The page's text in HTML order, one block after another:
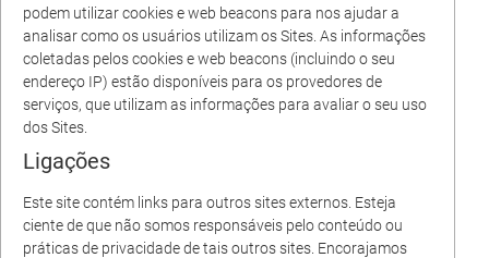
podem utilizar cookies e web beacons para nos ajudar a
analisar como os usuários utilizam os Sites. As informações
coletadas pelos cookies e web beacons (incluindo o seu
endereço IP) estão disponíveis para os provedores de
serviços, que utilizam as informações para avaliar o seu uso
dos Sites.
Ligações
Este site contém links para outros sites externos. Esteja
ciente de que não somos responsáveis ​​pelo conteúdo ou
práticas de privacidade de tais outros sites. Encorajamos